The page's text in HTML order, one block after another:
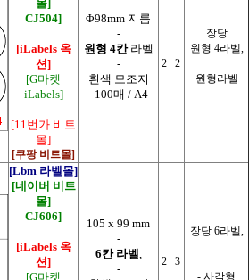
몰]
CJ504]
[iLabels 옥
션]
[G마켓
iLabels]
[11번가 비트
몰]
[쿠팡 비트몰]
Φ98mm 지름
-
원형 4칸라벨
-
흰색 모조지
- 100매 / A4
2 2
장당
원형 4라벨,
원형라벨
[Lbm 라벨몰]
[네이버 비트
몰]
CJ606]
[iLabels 옥
션]
[G마켓
105 x 99 mm
-
6칸 라벨
-
2 3
장당 6라벨,
- 사각형